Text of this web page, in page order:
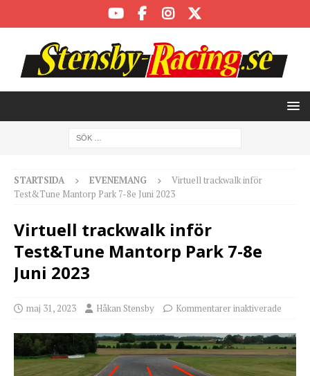
STARTSIDA EVENEMANG
Virtuell trackwalk inför
Test&Tune Mantorp Park 7-8e Juni 2023
Virtuell trackwalk inför
Test&Tune Mantorp Park 7-8e
Juni 2023
maj 31, 2023 Håkan Stensby Kommentarer inaktiverade